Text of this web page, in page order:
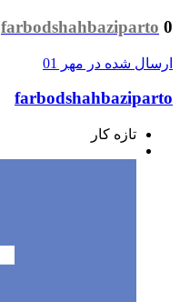
farbodshahbaziparto 0
ارسال شده در مهر 01
farbodshahbaziparto
تازه کار